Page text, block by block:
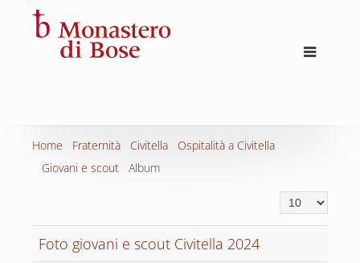
Home Fraternità Civitella
Ospitalità a Civitella
Giovani e scout
Album
Visualizza n.
Foto giovani e scout Civitella 2024